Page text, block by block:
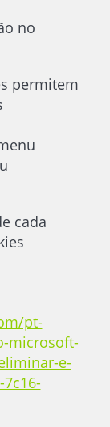
no
permitem
cada
pt-
microsoft-
e-